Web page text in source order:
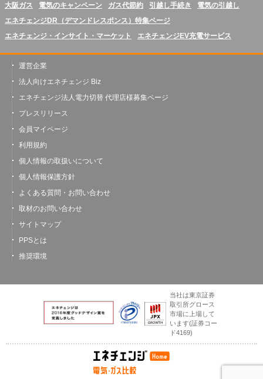
大阪ガス
電気のキャンペーン ガス代節約 引越し手続き
電気の引越し
エネチェンジDR（デマンドレスポンス）特集ページ
エネチェンジ・インサイト・マーケット
エネチェンジEV充電サービス
運営企業
法人向けエネチェンジ Biz
エネチェンジ法人電力切替 代理店様募集ページ
プレスリリース
会員マイページ
利用規約
個人情報の取扱いについて
個人情報保護方針
よくある質問・お問い合わせ
取材のお問い合わせ
サイトマップ
PPSとは
推奨環境
当社は東京証券
取引所グロース
市場に上場して
います(証券コー
ド4169)